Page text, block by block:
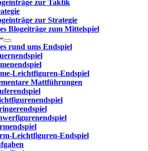
zur Taktik
zur Strategie
Blogeiträge zum Mittelspiel
rund ums Endspiel
Leichtfiguren-Endspiel
Mattführungen
Leichtfiguren-Endspiel